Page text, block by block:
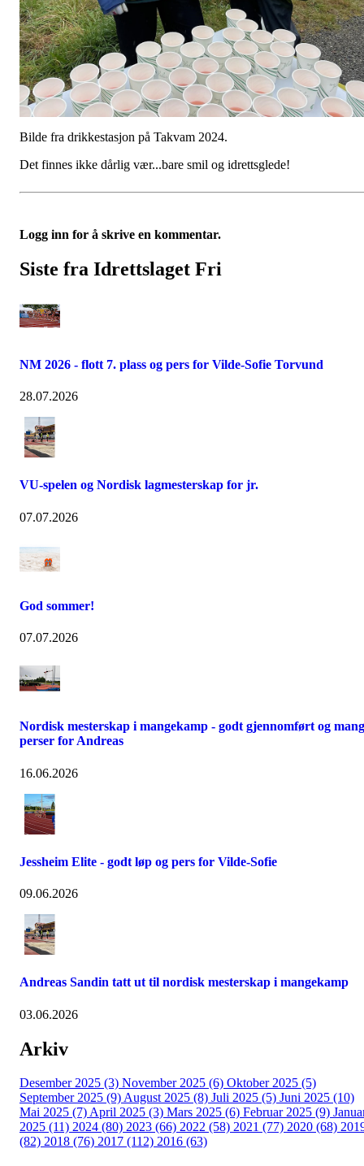
Bilde fra drikkestasjon på Takvam 2024.
Det finnes ikke dårlig vær...bare smil og idrettsglede!
Logg inn for å skrive en kommentar.
Siste fra Idrettslaget Fri
NM 2026 - flott 7. plass og pers for Vilde-Sofie Torvund
28.07.2026
VU-spelen og Nordisk lagmesterskap for jr.
07.07.2026
God sommer!
07.07.2026
Nordisk mesterskap i mangekamp - godt gjennomført og
perser for Andreas
16.06.2026
Jessheim Elite - godt løp og pers for Vilde-Sofie
09.06.2026
Andreas Sandin tatt ut til nordisk mesterskap i mangekamp
03.06.2026
Arkiv
Desember 2025 (3) November 2025 (6) Oktober 2025 (5)
September 2025 (9)August 2025 (8) Juli 2025 (5) Juni 2025 (10)
Mai 2025 (7)April 2025 (3) Mars 2025 (6) Februar 2025 (9)
2025 (11) 2024 (80) 2023 (66) 2022 (58) 2021 (77) 2020 (68)
(82) 2018 (76) 2017 (112) 2016 (63)